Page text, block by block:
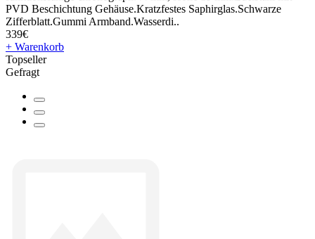
PVD Beschichtung Gehäuse.Kratzfestes Saphirglas.Schwarze
Zifferblatt.Gummi Armband.Wasserdi..
339€
+ Warenkorb
Topseller
Gefragt